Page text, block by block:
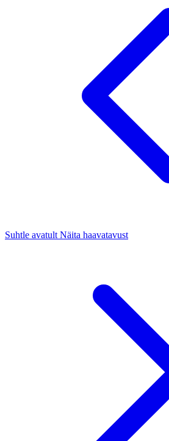
Suhtle avatult Näita haavatavust